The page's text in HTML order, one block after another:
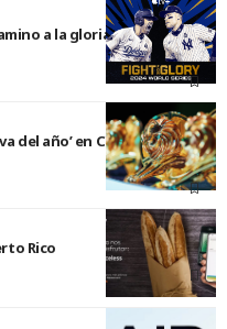
a la gloria: World Series
del año’ en Cannes Lions
Rico